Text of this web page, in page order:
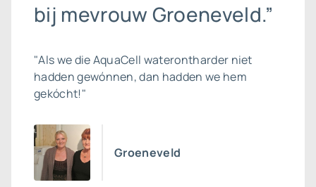
bij mevrouw Groeneveld.”
"Als we die AquaCell waterontharder niet
hadden gewónnen, dan hadden we hem
gekócht!"
Groeneveld